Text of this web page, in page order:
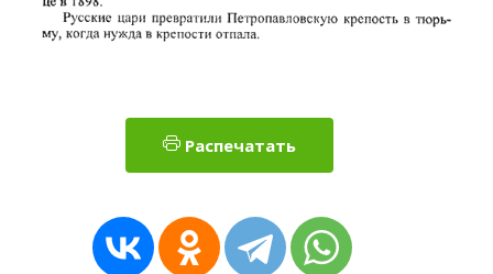
Распечатать